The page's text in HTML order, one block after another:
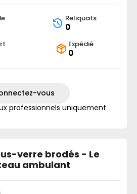
Reliquats
0
Expédié
0
vous
professionnels uniquement
verre brodés - Le
ambulant